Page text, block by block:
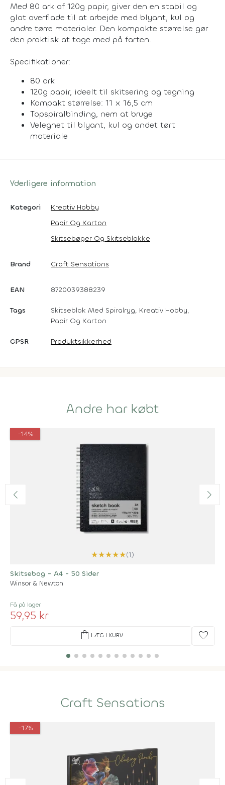
Med 80 ark af 120g papir, giver den en stabil og
glat overflade til at arbejde med blyant, kul og
andre tørre materialer. Den kompakte størrelse gør
den praktisk at tage med på farten.
Specifikationer:
80 ark
120g papir, ideelt til skitsering og tegning
Kompakt størrelse: 11 x 16,5 cm
Topspiralbinding, nem at bruge
Velegnet til blyant, kul og andet tørt
materiale
Yderligere information
Kategori
Kreativ Hobby
Papir Og Karton
Skitsebøger Og Skitseblokke
Brand Craft Sensations
EAN 8720039388239
Tags
Skitseblok Med Spiralryg, Kreativ Hobby,
Papir Og Karton
GPSR Produktsikkerhed
Andre har købt
-14%
★★★★★(1)
Skitsebog - A4 - 50 Sider
Winsor & Newton
Få på lager
59,95 kr
shopping_bag LÆG I KURV favorite
Craft Sensations
-17%